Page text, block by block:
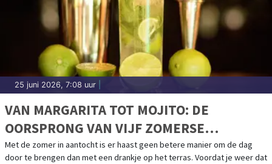
25 juni 2026, 7:08 uur
VAN MARGARITA TOT MOJITO: DE
OORSPRONG VAN VIJF ZOMERSE
COCKTAILKLASSIEKERS
Met de zomer in aantocht is er haast geen betere manier om de dag
door te brengen dan met een drankje op het terras. Voordat je weer dat